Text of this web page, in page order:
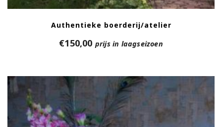
Authentieke boerderij/atelier
€150,00 prijs in laagseizoen